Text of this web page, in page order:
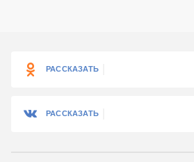
РАССКАЗАТЬ
РАССКАЗАТЬ